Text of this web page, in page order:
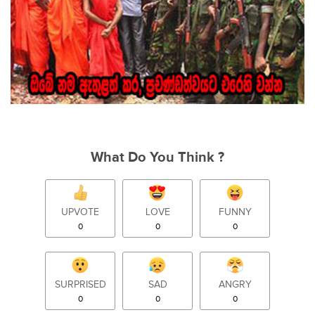
What Do You Think ?
UPVOTE
0
LOVE
0
FUNNY
0
SURPRISED
0
SAD
0
ANGRY
0